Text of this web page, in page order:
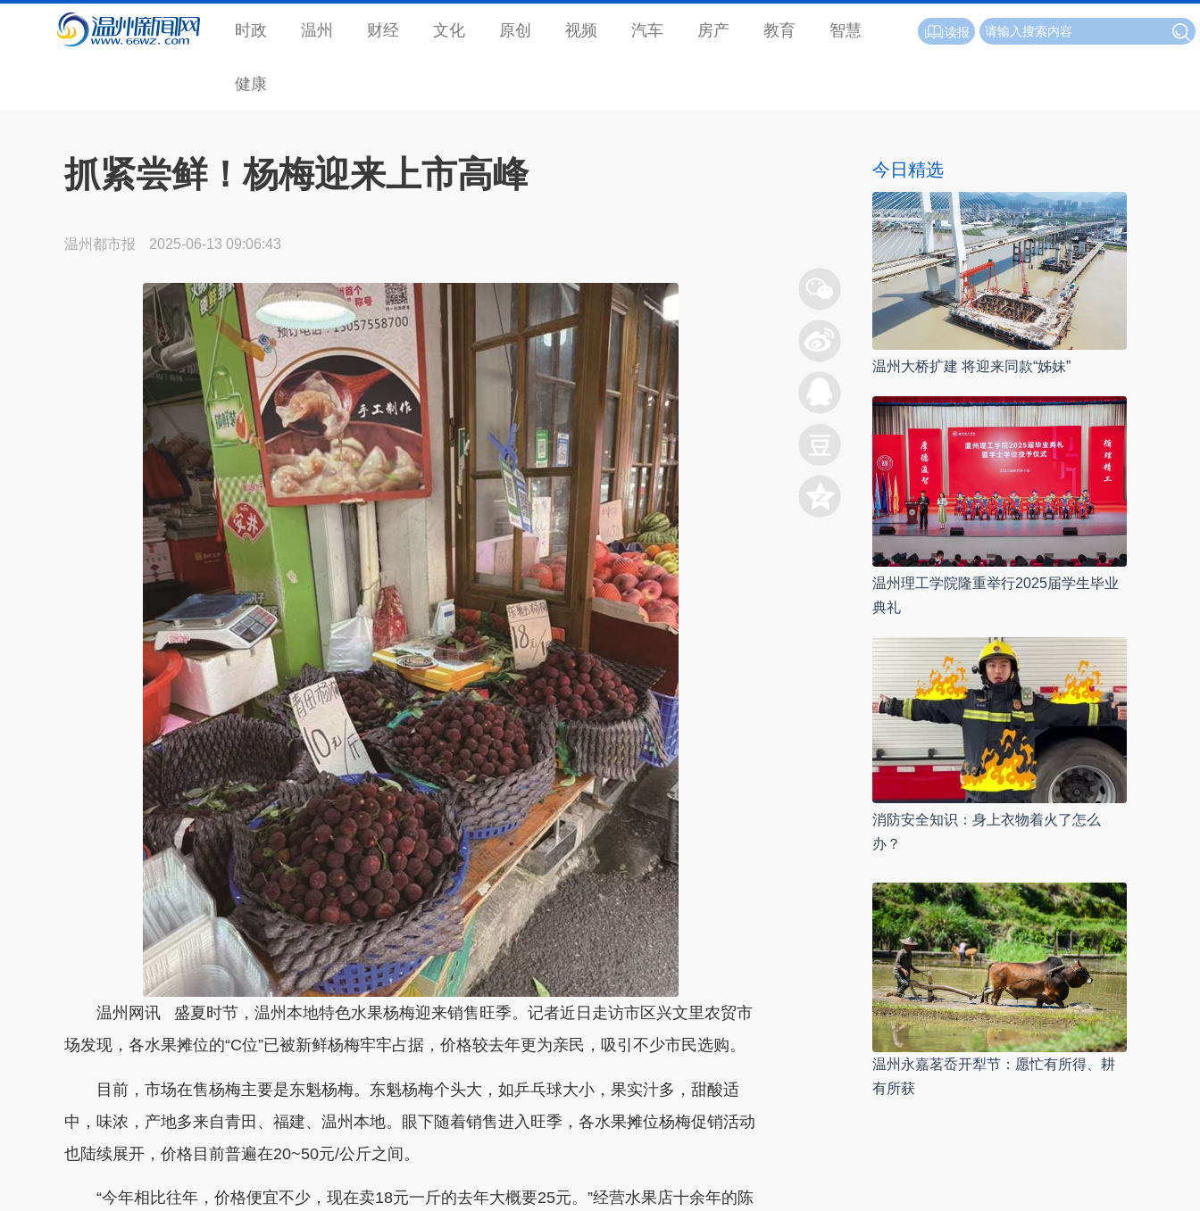
时政 温州 财经 文化 原创 视频 汽车 房产 教育 智慧
健康
读报
抓紧尝鲜！杨梅迎来上市高峰
温州都市报 2025-06-13 09:06:43
温州网讯 盛夏时节，温州本地特色水果杨梅迎来销售旺季。记者近日走访市区兴文里农贸市
场发现，各水果摊位的“C位”已被新鲜杨梅牢牢占据，价格较去年更为亲民，吸引不少市民选购。
目前，市场在售杨梅主要是东魁杨梅。东魁杨梅个头大，如乒乓球大小，果实汁多，甜酸适
中，味浓，产地多来自青田、福建、温州本地。眼下随着销售进入旺季，各水果摊位杨梅促销活动
也陆续展开，价格目前普遍在20~50元/公斤之间。
“今年相比往年，价格便宜不少，现在卖18元一斤的去年大概要25元。”经营水果店十余年的陈
今日精选
温州大桥扩建 将迎来同款“姊妹”
温州理工学院隆重举行2025届学生毕业
典礼
消防安全知识：身上衣物着火了怎么
办？
温州永嘉茗岙开犁节：愿忙有所得、耕
有所获